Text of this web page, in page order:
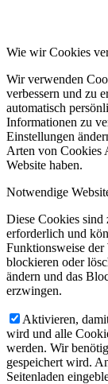
Wie wir Cookies
Wir verwenden
verbessern und zu
automatisch
Informationen zu
Einstellungen
Arten von Cookies
Website haben.
Notwendige
Diese Cookies sind
erforderlich und
Funktionsweise der
blockieren oder
ändern und das
erzwingen.
Aktivieren,
wird und alle
werden. Wir
gespeichert wird.
Seitenladen